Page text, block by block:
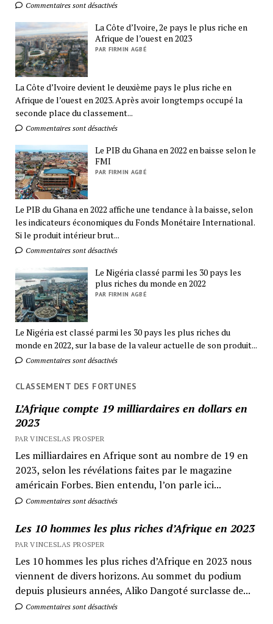
Commentaires sont désactivés
La Côte d’Ivoire, 2e pays le plus riche en
Afrique de l’ouest en 2023
PAR FIRMIN AGBÉ
La Côte d’Ivoire devient le deuxième pays le plus riche en
Afrique de l’ouest en 2023. Après avoir longtemps occupé la
seconde place du classement...
Commentaires sont désactivés
Le PIB du Ghana en 2022 en baisse selon le
FMI
PAR FIRMIN AGBÉ
Le PIB du Ghana en 2022 affiche une tendance à la baisse, selon
les indicateurs économiques du Fonds Monétaire International.
Si le produit intérieur brut...
Commentaires sont désactivés
Le Nigéria classé parmi les 30 pays les
plus riches du monde en 2022
PAR FIRMIN AGBÉ
Le Nigéria est classé parmi les 30 pays les plus riches du
monde en 2022, sur la base de la valeur actuelle de son produit...
Commentaires sont désactivés
CLASSEMENT DES FORTUNES
L’Afrique compte 19 milliardaires en dollars en
2023
PAR VINCESLAS PROSPER
Les milliardaires en Afrique sont au nombre de 19 en
2023, selon les révélations faites par le magazine
américain Forbes. Bien entendu, l’on parle ici...
Commentaires sont désactivés
Les 10 hommes les plus riches d’Afrique en 2023
PAR VINCESLAS PROSPER
Les 10 hommes les plus riches d’Afrique en 2023 nous
viennent de divers horizons. Au sommet du podium
depuis plusieurs années, Aliko Dangoté surclasse de...
Commentaires sont désactivés